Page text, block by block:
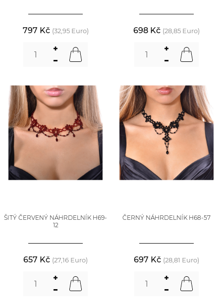
797 Kč (32,95 Euro) 698 Kč (28,85 Euro)
ŠITÝ ČERVENÝ NÁHRDELNÍK H69-
12
657 Kč (27,16 Euro)
ČERNÝ NÁHRDELNÍK H68-57
697 Kč (28,81 Euro)